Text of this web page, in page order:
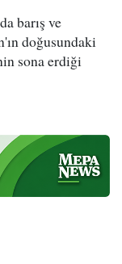
barış ve
doğusundaki
sona erdiği